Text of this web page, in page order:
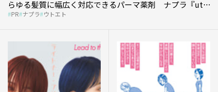
らゆる髪質に幅広く対応できるパーマ薬剤 ナプラ『ut-
et』
PR ナプラ ウトエト